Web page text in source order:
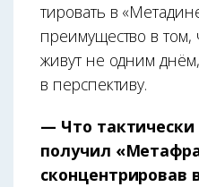
тировать в
преимущество в
живут не одним
в перспективу.
— Что тактически
получил
сконцентрировав